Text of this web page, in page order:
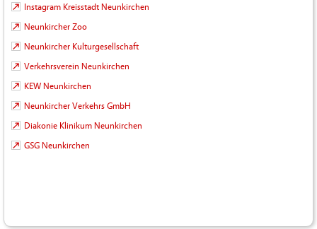
Instagram Kreisstadt Neunkirchen
Neunkircher Zoo
Neunkircher Kulturgesellschaft
Verkehrsverein Neunkirchen
KEW Neunkirchen
Neunkircher Verkehrs GmbH
Diakonie Klinikum Neunkirchen
GSG Neunkirchen